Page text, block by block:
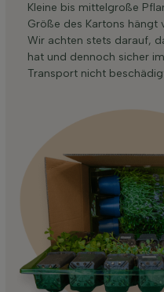
Kleine bis mittelgroße
Größe des Kartons hängt
Wir achten stets darauf,
hat und dennoch sicher
Transport nicht